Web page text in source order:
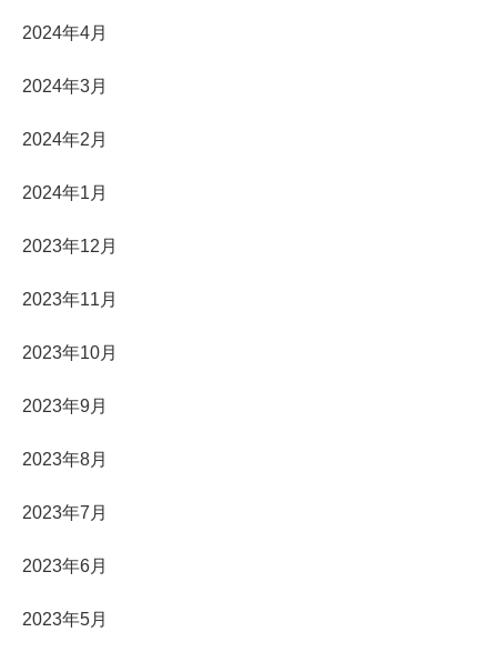
2024年4月
2024年3月
2024年2月
2024年1月
2023年12月
2023年11月
2023年10月
2023年9月
2023年8月
2023年7月
2023年6月
2023年5月